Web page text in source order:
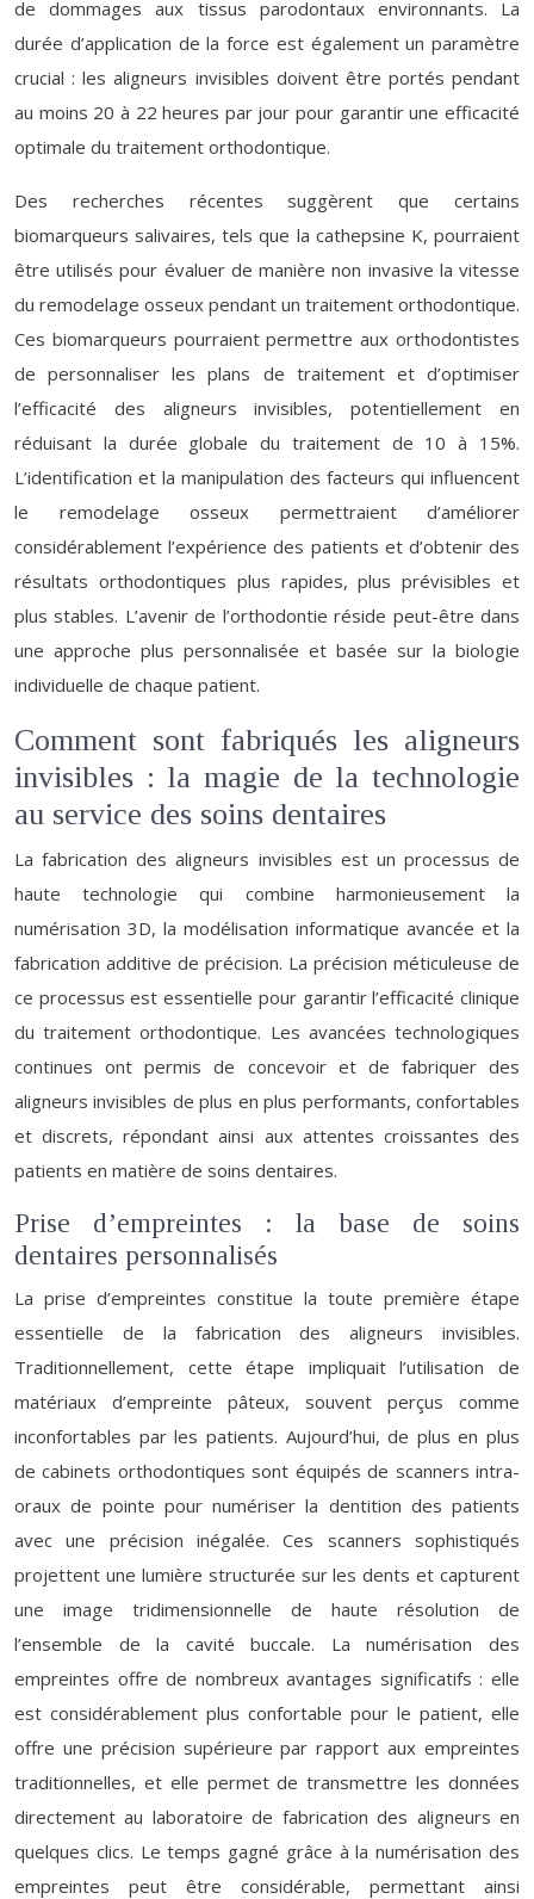
de dommages aux tissus parodontaux environnants. La
durée d’application de la force est également un paramètre
crucial : les aligneurs invisibles doivent être portés pendant
au moins 20 à 22 heures par jour pour garantir une efficacité
optimale du traitement orthodontique.
Des recherches récentes suggèrent que certains
biomarqueurs salivaires, tels que la cathepsine K, pourraient
être utilisés pour évaluer de manière non invasive la vitesse
du remodelage osseux pendant un traitement orthodontique.
Ces biomarqueurs pourraient permettre aux orthodontistes
de personnaliser les plans de traitement et d’optimiser
l’efficacité des aligneurs invisibles, potentiellement en
réduisant la durée globale du traitement de 10 à 15%.
L’identification et la manipulation des facteurs qui influencent
le remodelage osseux permettraient d’améliorer
considérablement l’expérience des patients et d’obtenir des
résultats orthodontiques plus rapides, plus prévisibles et
plus stables. L’avenir de l’orthodontie réside peut-être dans
une approche plus personnalisée et basée sur la biologie
individuelle de chaque patient.
Comment sont fabriqués les aligneurs
invisibles : la magie de la technologie
au service des soins dentaires
La fabrication des aligneurs invisibles est un processus de
haute technologie qui combine harmonieusement la
numérisation 3D, la modélisation informatique avancée et la
fabrication additive de précision. La précision méticuleuse de
ce processus est essentielle pour garantir l’efficacité clinique
du traitement orthodontique. Les avancées technologiques
continues ont permis de concevoir et de fabriquer des
aligneurs invisibles de plus en plus performants, confortables
et discrets, répondant ainsi aux attentes croissantes des
patients en matière de soins dentaires.
Prise d’empreintes : la base de soins
dentaires personnalisés
La prise d’empreintes constitue la toute première étape
essentielle de la fabrication des aligneurs invisibles.
Traditionnellement, cette étape impliquait l’utilisation de
matériaux d’empreinte pâteux, souvent perçus comme
inconfortables par les patients. Aujourd’hui, de plus en plus
de cabinets orthodontiques sont équipés de scanners intra-
oraux de pointe pour numériser la dentition des patients
avec une précision inégalée. Ces scanners sophistiqués
projettent une lumière structurée sur les dents et capturent
une image tridimensionnelle de haute résolution de
l’ensemble de la cavité buccale. La numérisation des
empreintes offre de nombreux avantages significatifs : elle
est considérablement plus confortable pour le patient, elle
offre une précision supérieure par rapport aux empreintes
traditionnelles, et elle permet de transmettre les données
directement au laboratoire de fabrication des aligneurs en
quelques clics. Le temps gagné grâce à la numérisation des
empreintes peut être considérable, permettant ainsi